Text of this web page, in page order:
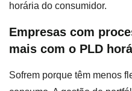
horária do consumidor.
Empresas com
mais com o PLD
Sofrem porque têm menos